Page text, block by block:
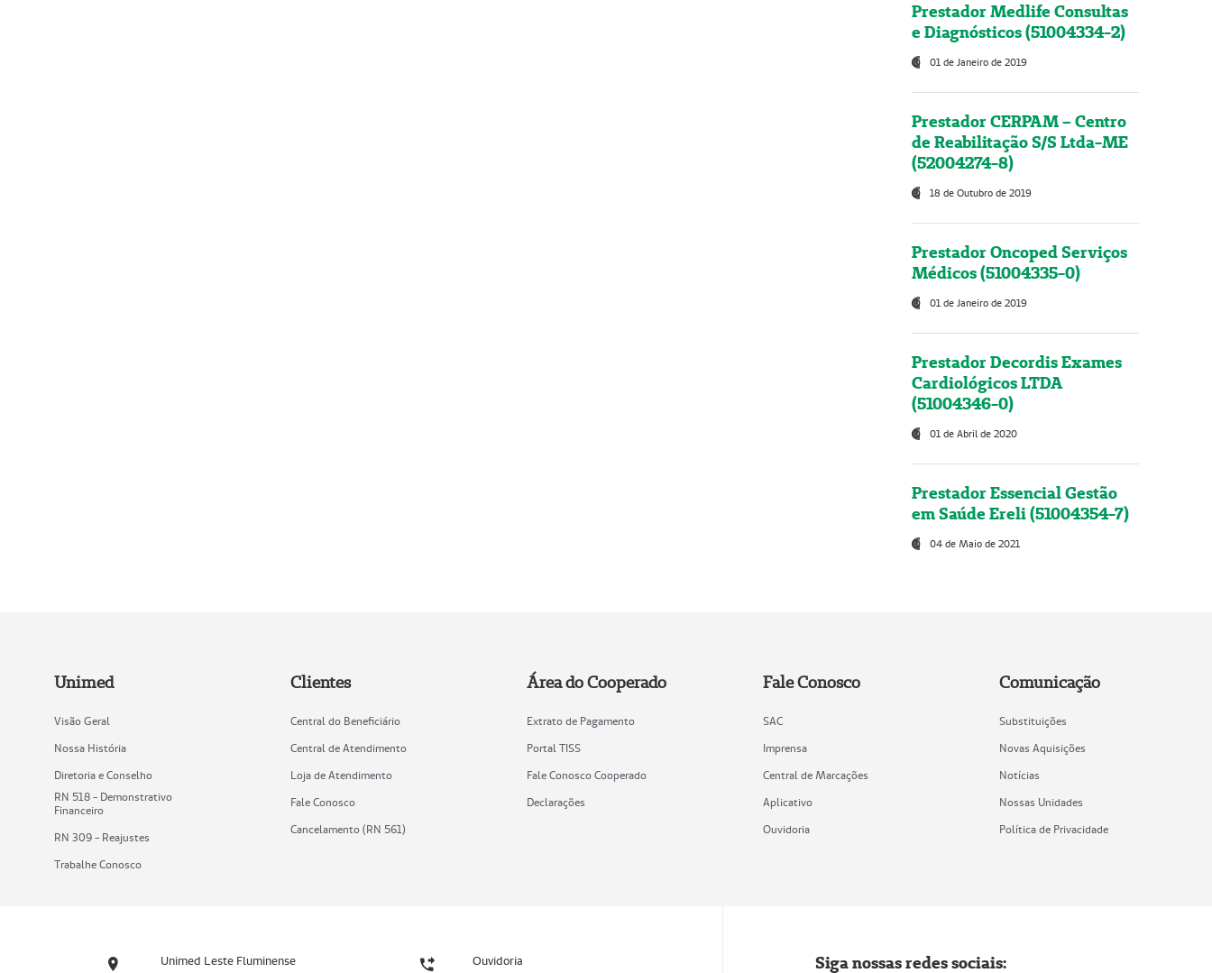
Prestador Medlife Consultas
e Diagnósticos (51004334-2)
01 de Janeiro de 2019
Prestador CERPAM – Centro
de Reabilitação S/S Ltda-ME
(52004274-8)
18 de Outubro de 2019
Prestador Oncoped Serviços
Médicos (51004335-0)
01 de Janeiro de 2019
Prestador Decordis Exames
Cardiológicos LTDA
(51004346-0)
01 de Abril de 2020
Prestador Essencial Gestão
em Saúde Ereli (51004354-7)
04 de Maio de 2021
Unimed
Visão Geral
Nossa História
Diretoria e Conselho
RN 518 - Demonstrativo
Financeiro
RN 309 - Reajustes
Trabalhe Conosco
Clientes
Central do Beneficiário
Central de Atendimento
Loja de Atendimento
Fale Conosco
Cancelamento (RN 561)
Área do Cooperado
Extrato de Pagamento
Portal TISS
Fale Conosco Cooperado
Declarações
Fale Conosco
SAC
Imprensa
Central de Marcações
Aplicativo
Ouvidoria
Comunicação
Substituições
Novas Aquisições
Notícias
Nossas Unidades
Política de Privacidade
Unimed Leste Fluminense Ouvidoria Siga nossas redes sociais: